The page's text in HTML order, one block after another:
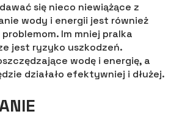
się nieco niewiążące z
wody i energii jest również
Im mniej pralka
jest ryzyko uszkodzeń.
wodę i energię, a
działało efektywniej i dłużej.